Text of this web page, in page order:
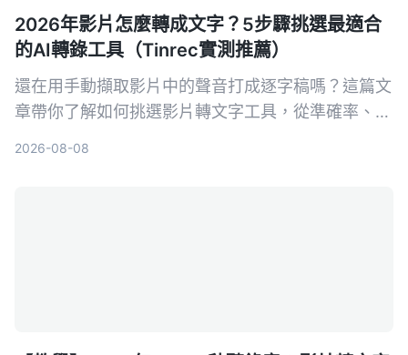
2026年影片怎麼轉成文字？5步驟挑選最適合
的AI轉錄工具（Tinrec實測推薦）
還在用手動擷取影片中的聲音打成逐字稿嗎？這篇文
章帶你了解如何挑選影片轉文字工具，從準確率、AI
2026-08-08